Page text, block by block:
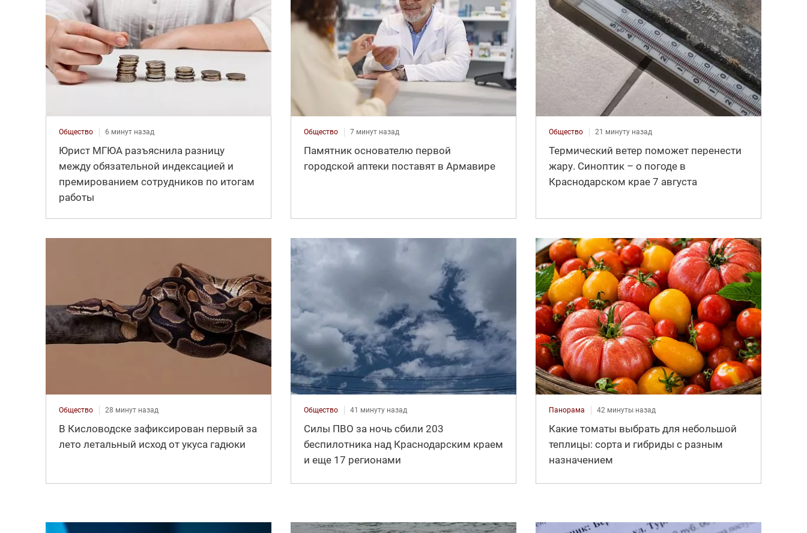
Общество 6 минут назад
Юрист МГЮА разъяснила разницу
между обязательной индексацией и
премированием сотрудников по итогам
работы
Общество 7 минут назад
Памятник основателю первой
городской аптеки поставят в Армавире
Общество 21 минуту назад
Термический ветер поможет перенести
жару. Синоптик – о погоде в
Краснодарском крае 7 августа
Общество 28 минут назад
В Кисловодске зафиксирован первый за
лето летальный исход от укуса гадюки
Общество 41 минуту назад
Силы ПВО за ночь сбили 203
беспилотника над Краснодарским краем
и еще 17 регионами
Панорама 42 минуты назад
Какие томаты выбрать для небольшой
теплицы: сорта и гибриды с разным
назначением